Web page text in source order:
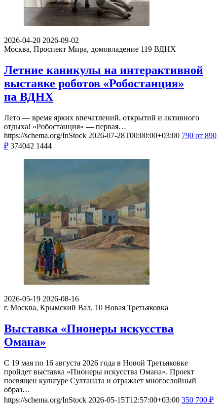
2026-04-20 2026-09-02
Москва, Проспект Мира, домовладение 119 ВДНХ
Летние каникулы на интерактивной
выставке роботов «Робостанция»
на ВДНХ
Лето — время ярких впечатлений, открытий и активного
отдыха! «Робостанция» — первая…
https://schema.org/InStock 2026-07-28T00:00:00+03:00 790 от 890
₽ 374042 1444
2026-05-19 2026-08-16
г. Москва, Крымский Вал, 10 Новая Третьяковка
Выставка «Пионеры искусства
Омана»
С 19 мая по 16 августа 2026 года в Новой Третьяковке
пройдет выставка «Пионеры искусства Омана». Проект
посвящен культуре Султаната и отражает многослойный
образ…
https://schema.org/InStock 2026-05-15T12:57:00+03:00 350 700 ₽